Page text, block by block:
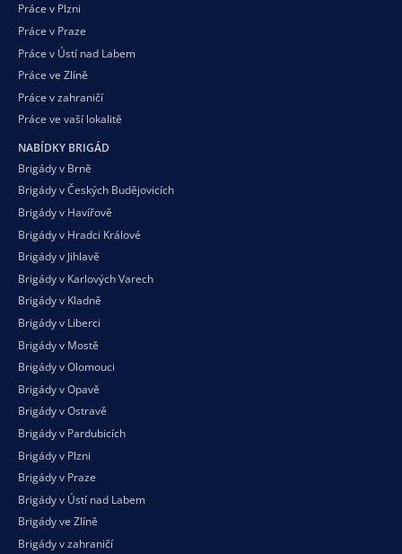
Práce v Plzni
Práce v Praze
Práce v Ústí nad Labem
Práce ve Zlíně
Práce v zahraničí
Práce ve vaší lokalitě
NABÍDKY BRIGÁD
Brigády v Brně
Brigády v Českých Budějovicích
Brigády v Havířově
Brigády v Hradci Králové
Brigády v Jihlavě
Brigády v Karlových Varech
Brigády v Kladně
Brigády v Liberci
Brigády v Mostě
Brigády v Olomouci
Brigády v Opavě
Brigády v Ostravě
Brigády v Pardubicích
Brigády v Plzni
Brigády v Praze
Brigády v Ústí nad Labem
Brigády ve Zlíně
Brigády v zahraničí